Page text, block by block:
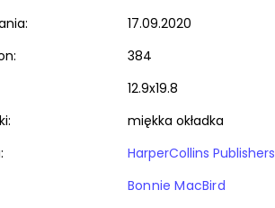
17.09.2020
384
12.9x19.8
miękka okładka
HarperCollins Publishers
Bonnie MacBird